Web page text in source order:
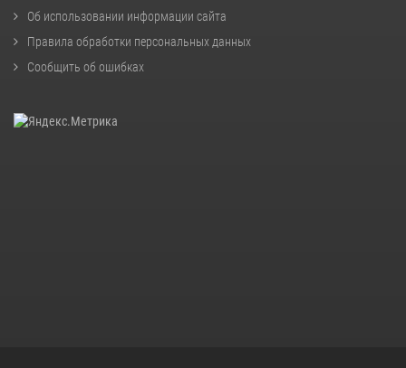
Об использовании информации сайта
Правила обработки персональных данных
Сообщить об ошибках